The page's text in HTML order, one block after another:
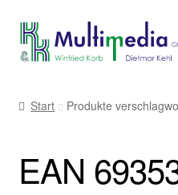
Zur
Navigation
Zum
Inhalt
Start Produkte
EAN